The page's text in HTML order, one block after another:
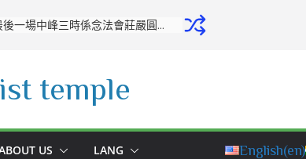
temple
US LANG English(en)